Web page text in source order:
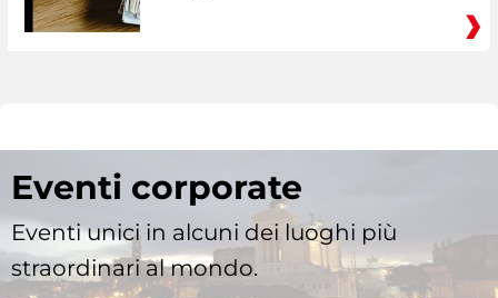
Eventi corporate
Eventi unici in alcuni dei luoghi più
straordinari al mondo.